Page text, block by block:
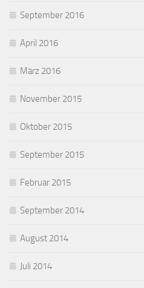
September 2016
April 2016
März 2016
November 2015
Oktober 2015
September 2015
Februar 2015
September 2014
August 2014
Juli 2014